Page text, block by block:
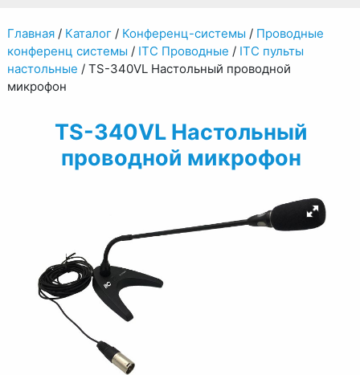
Главная/ Каталог/ Конференц-системы / Проводные
конференц системы / ITC Проводные / ITC пульты
настольные / TS-340VL Настольный проводной
микрофон
TS-340VL Настольный
проводной микрофон